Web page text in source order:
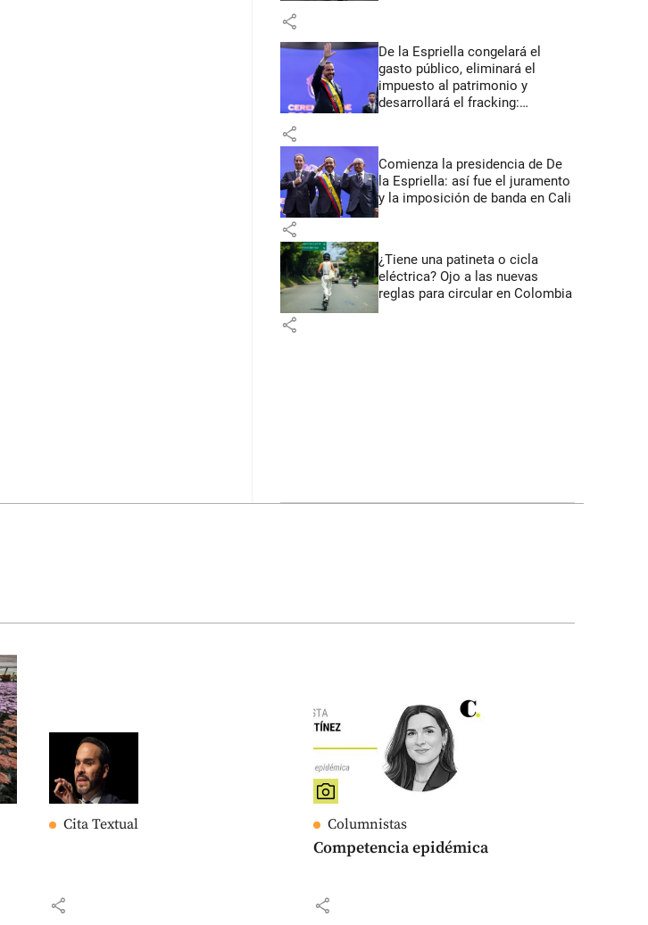
share
De la Espriella congelará el
gasto público, eliminará el
impuesto al patrimonio y
desarrollará el fracking:
share
Comienza la presidencia de De
la Espriella: así fue el juramento
y la imposición de banda en Cali
share
¿Tiene una patineta o cicla
eléctrica? Ojo a las nuevas
reglas para circular en Colombia
share
Cita Textual
share
Columnistas
Competencia epidémica
share